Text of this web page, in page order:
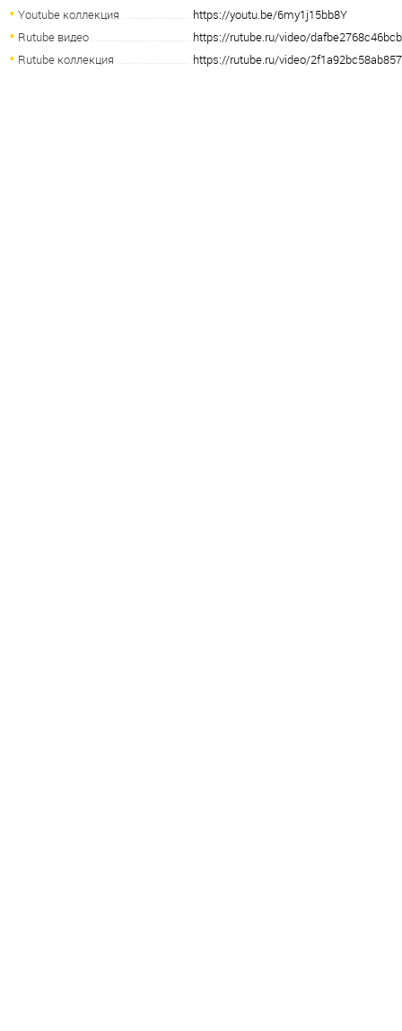
Youtube коллекция
https://youtu.be/6my1j15bb8Y
Rutube видео
https://rutube.ru/video/
Rutube коллекция
https://rutube.ru/video/